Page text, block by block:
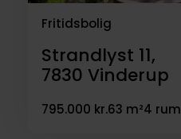
Fritidsbolig
Strandlyst 11,
7830 Vinderup
795.000 kr.63 m²4 rum